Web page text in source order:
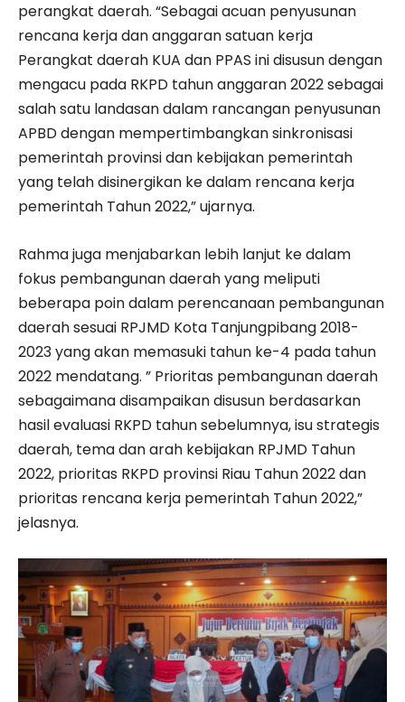
perangkat daerah. “Sebagai acuan penyusunan
rencana kerja dan anggaran satuan kerja
Perangkat daerah KUA dan PPAS ini disusun dengan
mengacu pada RKPD tahun anggaran 2022 sebagai
salah satu landasan dalam rancangan penyusunan
APBD dengan mempertimbangkan sinkronisasi
pemerintah provinsi dan kebijakan pemerintah
yang telah disinergikan ke dalam rencana kerja
pemerintah Tahun 2022,” ujarnya.
Rahma juga menjabarkan lebih lanjut ke dalam
fokus pembangunan daerah yang meliputi
beberapa poin dalam perencanaan pembangunan
daerah sesuai RPJMD Kota Tanjungpibang 2018-
2023 yang akan memasuki tahun ke-4 pada tahun
2022 mendatang. ” Prioritas pembangunan daerah
sebagaimana disampaikan disusun berdasarkan
hasil evaluasi RKPD tahun sebelumnya, isu strategis
daerah, tema dan arah kebijakan RPJMD Tahun
2022, prioritas RKPD provinsi Riau Tahun 2022 dan
prioritas rencana kerja pemerintah Tahun 2022,”
jelasnya.